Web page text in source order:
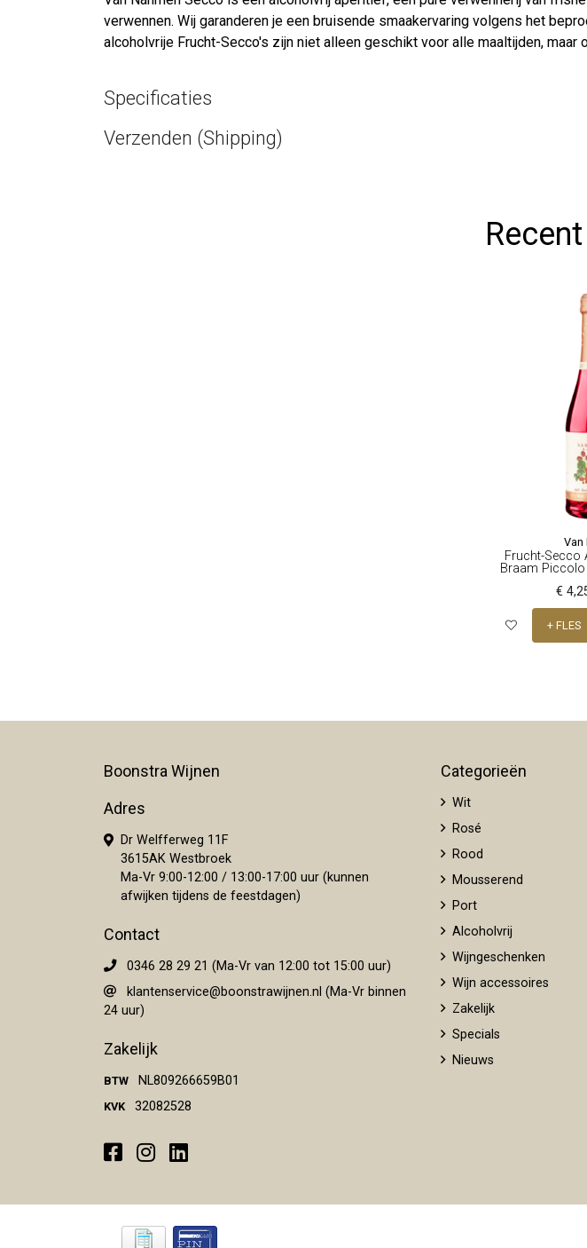
verwennen. Wij garanderen je een bruisende smaakervaring volgens het
alcoholvrije Frucht-Secco's zijn niet alleen geschikt voor alle maaltijden,
Specificaties
Verzenden (Shipping)
Van
Frucht-Secco
Braam
€
+ FLES
Boonstra Wijnen
Adres
Dr Welfferweg 11F
3615AK Westbroek
Ma-Vr 9:00-12:00 / 13:00-17:00 uur (kunnen
afwijken tijdens de feestdagen)
Contact
0346 28 29 21 (Ma-Vr van 12:00 tot 15:00 uur)
klantenservice@boonstrawijnen.nl (Ma-Vr binnen
24 uur)
Zakelijk
BTW NL809266659B01
KVK 32082528
Facebook
Instagram
LinkedIn
Categorieën
Wit
Rosé
Rood
Mousserend
Port
Alcoholvrij
Wijngeschenken
Wijn accessoires
Zakelijk
Specials
Nieuws